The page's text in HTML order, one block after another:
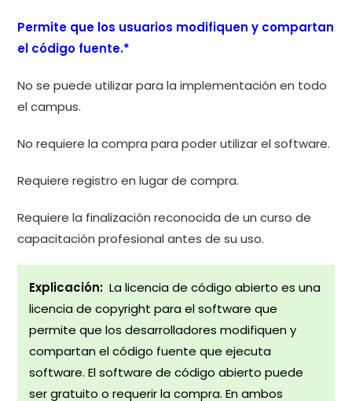
Permite que los usuarios modifiquen y compartan
el código fuente.*
No se puede utilizar para la implementación en todo
el campus.
No requiere la compra para poder utilizar el software.
Requiere registro en lugar de compra.
Requiere la finalización reconocida de un curso de
capacitación profesional antes de su uso.
Explicación: La licencia de código abierto es una
licencia de copyright para el software que
permite que los desarrolladores modifiquen y
compartan el código fuente que ejecuta
software. El software de código abierto puede
ser gratuito o requerir la compra. En ambos